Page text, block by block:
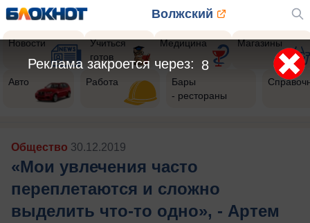
Волжский
Новости
Учиться
готов
Медицина Магазины
Авто Работа
Бары
- рестораны
Общество 30.12.2019
«Мои увлечения часто
переплетаются и сложно
выделить что-то одно», - Артем
5
Реклама закроется через: